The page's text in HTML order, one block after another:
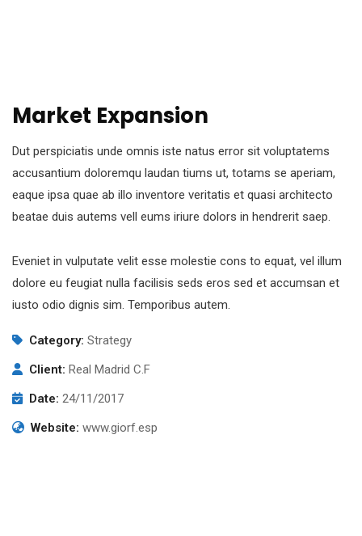
Market Expansion
Dut perspiciatis unde omnis iste natus error sit voluptatems
accusantium doloremqu laudan tiums ut, totams se aperiam,
eaque ipsa quae ab illo inventore veritatis et quasi architecto
beatae duis autems vell eums iriure dolors in hendrerit saep.
Eveniet in vulputate velit esse molestie cons to equat, vel illum
dolore eu feugiat nulla facilisis seds eros sed et accumsan et
iusto odio dignis sim. Temporibus autem.
Category: Strategy
Client: Real Madrid C.F
Date: 24/11/2017
Website: www.giorf.esp